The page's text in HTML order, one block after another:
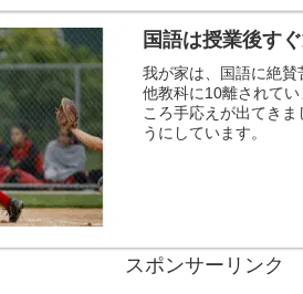
国語は授業後す
我が家は、国語に絶
他教科に10離されて
ころ手応えが出てき
うにしています。
スポンサーリンク